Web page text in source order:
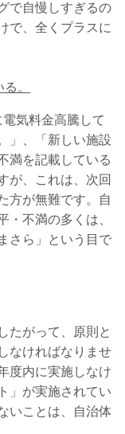
で自慢しすぎるの
で、全くプラスに
。
気料金高騰して
」、「新しい施設
満を記載している
が、これは、次回
方が無難です。自
・不満の多くは、
さら」という目で
たがって、原則と
なければなりませ
度内に実施しなけ
」が実施されてい
いことは、自治体